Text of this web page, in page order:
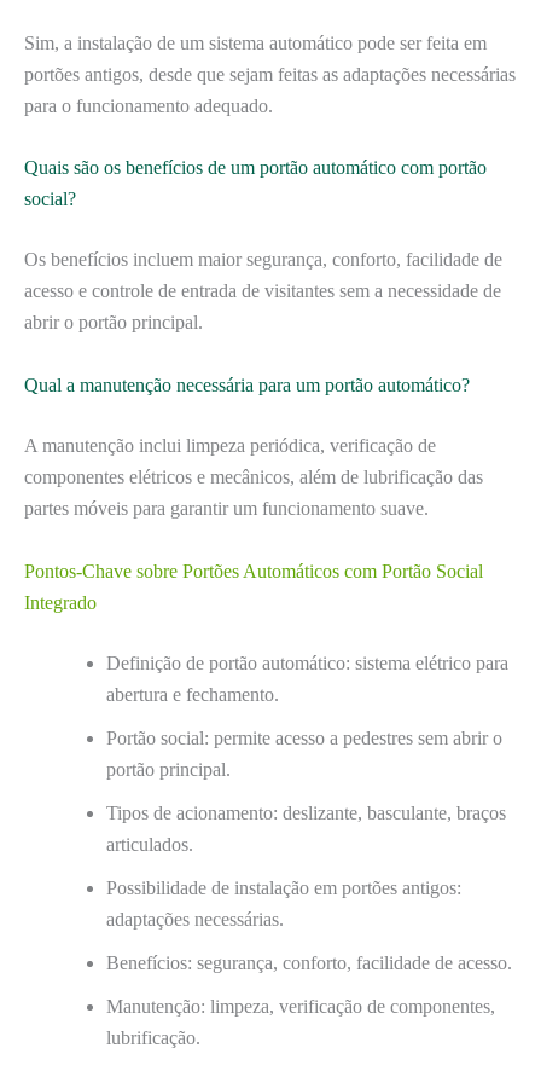
Sim, a instalação de um sistema automático pode ser feita em
portões antigos, desde que sejam feitas as adaptações necessárias
para o funcionamento adequado.
Quais são os benefícios de um portão automático com portão
social?
Os benefícios incluem maior segurança, conforto, facilidade de
acesso e controle de entrada de visitantes sem a necessidade de
abrir o portão principal.
Qual a manutenção necessária para um portão automático?
A manutenção inclui limpeza periódica, verificação de
componentes elétricos e mecânicos, além de lubrificação das
partes móveis para garantir um funcionamento suave.
Pontos-Chave sobre Portões Automáticos com Portão Social
Integrado
Definição de portão automático: sistema elétrico para
abertura e fechamento.
Portão social: permite acesso a pedestres sem abrir o
portão principal.
Tipos de acionamento: deslizante, basculante, braços
articulados.
Possibilidade de instalação em portões antigos:
adaptações necessárias.
Benefícios: segurança, conforto, facilidade de acesso.
Manutenção: limpeza, verificação de componentes,
lubrificação.